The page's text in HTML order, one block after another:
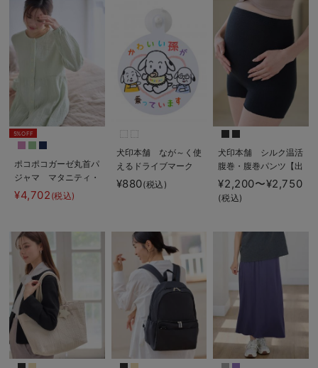
5%OFF
ポコポコガーゼ丸首パ
ジャマ マタニティ・
授乳パジャマ【産後も
長く着れる】
ルシ）
¥4,702 (税込)
犬印本舗 なが～く使
えるドライブマーク
¥880(税込)
犬印本舗 シルク温活
腹巻・腹巻パンツ【出
産後も長く使える】
¥2,200〜¥2,750
(税込)